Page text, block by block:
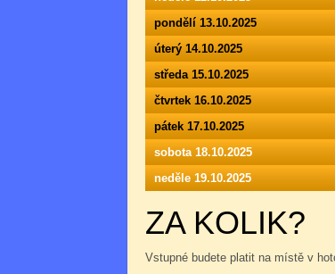
pondělí 13.10.2025
úterý 14.10.2025
středa 15.10.2025
čtvrtek 16.10.2025
pátek 17.10.2025
sobota 18.10.2025
neděle 19.10.2025
ZA KOLIK?
Vstupné budete platit na místě v